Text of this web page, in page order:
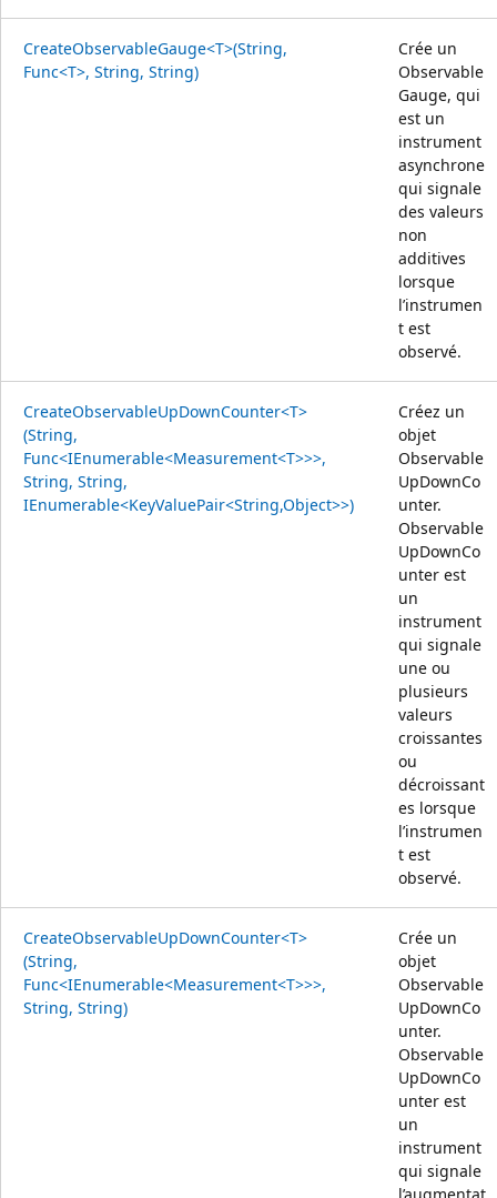
CreateObservableGauge<T>(String,
Func<T>, String, String)
Crée un
Observable
Gauge, qui
est un
instrument
asynchrone
qui signale
des valeurs
non
additives
lorsque
l’instrumen
t est
observé.
CreateObservableUpDownCounter<T>
(String,
Func<IEnumerable<Measurement<T>>>,
String, String,
IEnumerable<KeyValuePair<String,Object>>)
Créez un
objet
Observable
UpDownCo
unter.
Observable
UpDownCo
unter est
un
instrument
qui signale
une ou
plusieurs
valeurs
croissantes
ou
décroissant
es lorsque
l’instrumen
t est
observé.
CreateObservableUpDownCounter<T>
(String,
Func<IEnumerable<Measurement<T>>>,
String, String)
Crée un
objet
Observable
UpDownCo
unter.
Observable
UpDownCo
unter est
un
instrument
qui signale
l’augmentat